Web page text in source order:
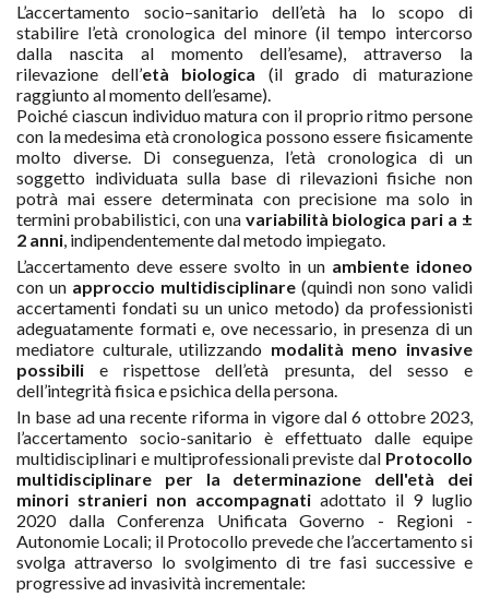
L’accertamento socio–sanitario dell’età ha lo scopo di
stabilire l’età cronologica del minore (il tempo intercorso
dalla nascita al momento dell’esame), attraverso la
rilevazione dell’età biologica (il grado di maturazione
raggiunto al momento dell’esame).
Poiché ciascun individuo matura con il proprio ritmo persone
con la medesima età cronologica possono essere fisicamente
molto diverse. Di conseguenza, l’età cronologica di un
soggetto individuata sulla base di rilevazioni fisiche non
potrà mai essere determinata con precisione ma solo in
termini probabilistici, con una variabilità biologica pari a ±
2 anni, indipendentemente dal metodo impiegato.
L’accertamento deve essere svolto in un ambiente idoneo
con un approccio multidisciplinare (quindi non sono validi
accertamenti fondati su un unico metodo) da professionisti
adeguatamente formati e, ove necessario, in presenza di un
mediatore culturale, utilizzando modalità meno invasive
possibili e rispettose dell’età presunta, del sesso e
dell’integrità fisica e psichica della persona.
In base ad una recente riforma in vigore dal 6 ottobre 2023,
l’accertamento socio-sanitario è effettuato dalle equipe
multidisciplinari e multiprofessionali previste dal Protocollo
multidisciplinare per la determinazione dell'età dei
minori stranieri non accompagnati adottato il 9 luglio
2020 dalla Conferenza Unificata Governo - Regioni -
Autonomie Locali; il Protocollo prevede che l’accertamento si
svolga attraverso lo svolgimento di tre fasi successive e
progressive ad invasività incrementale: